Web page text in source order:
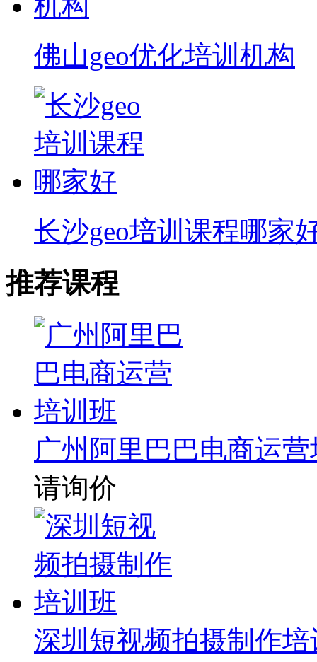
佛山geo优化培训机构
长沙geo培训课程哪家
推荐课程
广州阿里巴巴电商运
请询价
深圳短视频拍摄制作培